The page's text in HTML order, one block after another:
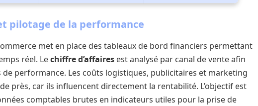
pilotage de la performance
met en place des tableaux de bord financiers permettant
réel. Lechiffre d’affaires est analysé par canal de vente afin
de performance. Les coûts logistiques, publicitaires et marketing
près, car ils influencent directement la rentabilité. L’objectif est
comptables brutes en indicateurs utiles pour la prise de